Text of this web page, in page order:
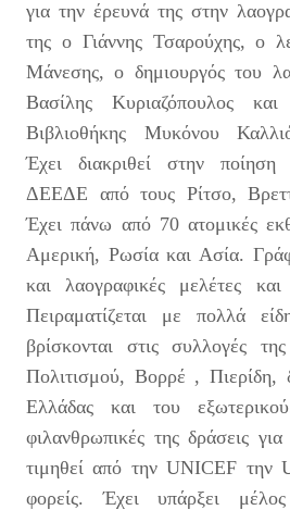
για την έρευνά της στην
της ο Γιάννης Τσαρούχης, ο
Μάνεσης, ο δημιουργός του
Βασίλης Κυριαζόπουλος
Βιβλιοθήκης Μυκόνου
Έχει διακριθεί στην
ΔΕΕΔΕ από τους Ρίτσο,
Έχει πάνω από 70 ατομικές
Αμερική, Ρωσία και Ασία.
και λαογραφικές μελέτες και
Πειραματίζεται με πολλά
βρίσκονται στις συλλογές
Πολιτισμού, Βορρέ , Πιερίδη,
Ελλάδας και του
φιλανθρωπικές της δράσεις
τιμηθεί από την UNICEF την
φορείς. Έχει υπάρξει